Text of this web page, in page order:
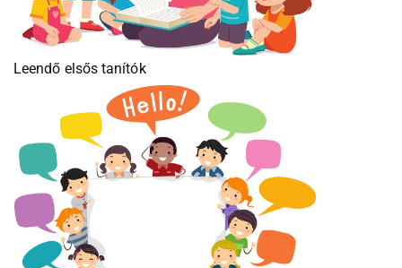
Leendő elsős tanítók